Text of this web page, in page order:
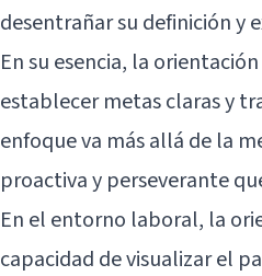
desentrañar su definición y
En su esencia, la
establecer metas claras y
enfoque va más allá de la
proactiva y perseverante
En el entorno laboral, la
capacidad de visualizar el